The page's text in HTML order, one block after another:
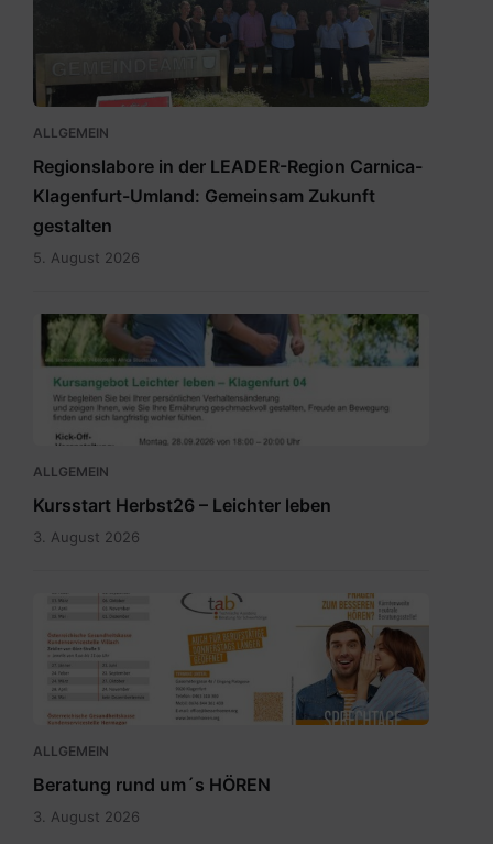
ALLGEMEIN
Regionslabore in der LEADER-Region Carnica-
Klagenfurt-Umland: Gemeinsam Zukunft
gestalten
5. August 2026
2026_Terminübersicht_A3_Leichter
leben_Herbst_Klagenfurt
04.pdf
ALLGEMEIN
Kursstart Herbst26 – Leichter leben
3. August 2026
Sprechtagskalender
tab
2026
1.pdf
ALLGEMEIN
Beratung rund um´s HÖREN
3. August 2026